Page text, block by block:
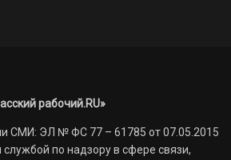
рабочий.RU»
СМИ: ЭЛ № ФС 77 – 61785 от 07.05.2015
по надзору в сфере связи,